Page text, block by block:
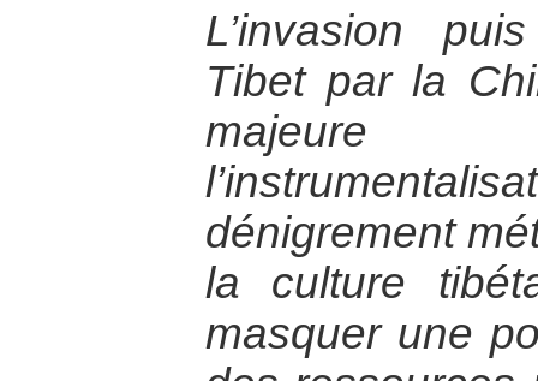
L’invasion
Tibet par la
dénigrement
la culture
masquer une